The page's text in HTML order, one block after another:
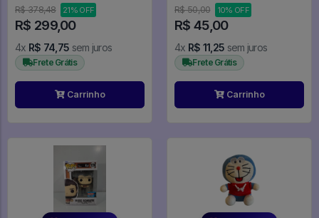
Impressão) - Spy X Family
#2174
R$ 378,48 21% OFF
R$ 299,00
4x R$ 74,75 sem juros
Frete Grátis
Carrinho
R$ 50,00
10% OFF
R$ 45,00
4x R$ 11,25 sem juros
Frete Grátis
Carrinho